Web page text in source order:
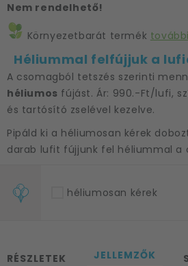
Nem rendelhető!
Környezetbarát termék
Héliummal felfújjuk a
A csomagból tetszés szerinti
héliumos fújást. Ár: 990.-Ft/lufi,
és tartósító zselével kezelve.
Pipáld ki a héliumosan kérek
darab lufit fújjunk fel héliummal a
héliumosan kérek
RÉSZLETEK JELLEMZŐK